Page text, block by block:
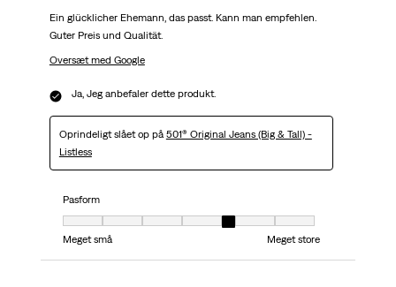
Ein glücklicher Ehemann, das passt. Kann man empfehlen.
Guter Preis und Qualität.
Oversæt med Google
Ja, Jeg anbefaler dette produkt.
Oprindeligt slået op på 501® Original Jeans (Big & Tall) -
Listless
Pasform
Pasform, 5 ud af 7, hvor 1 er lig med Meget små og 7 er lig med Meget
Meget små
Meget store